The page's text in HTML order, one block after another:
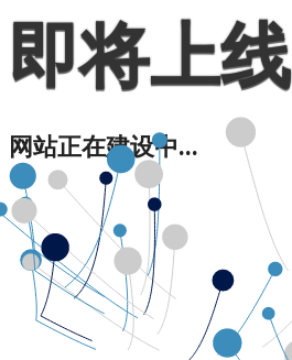
即将上线
网站正在建设中...